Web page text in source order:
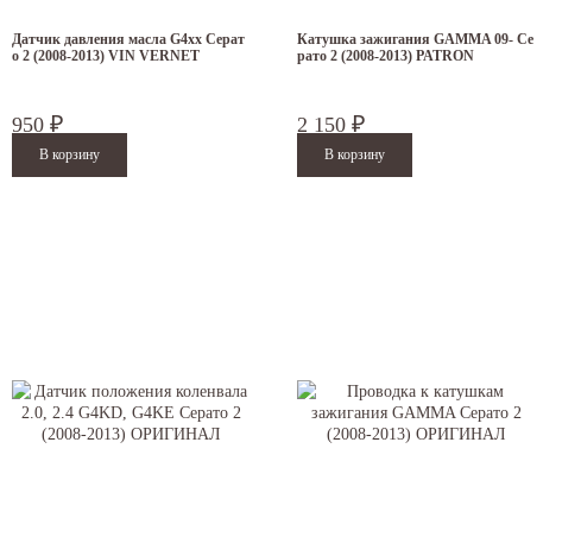
Датчик давления масла G4xx Серат
о 2 (2008-2013) VIN VERNET
950 ₽
Катушка зажигания GAMMA 09- Се
рато 2 (2008-2013) PATRON
2 150 ₽